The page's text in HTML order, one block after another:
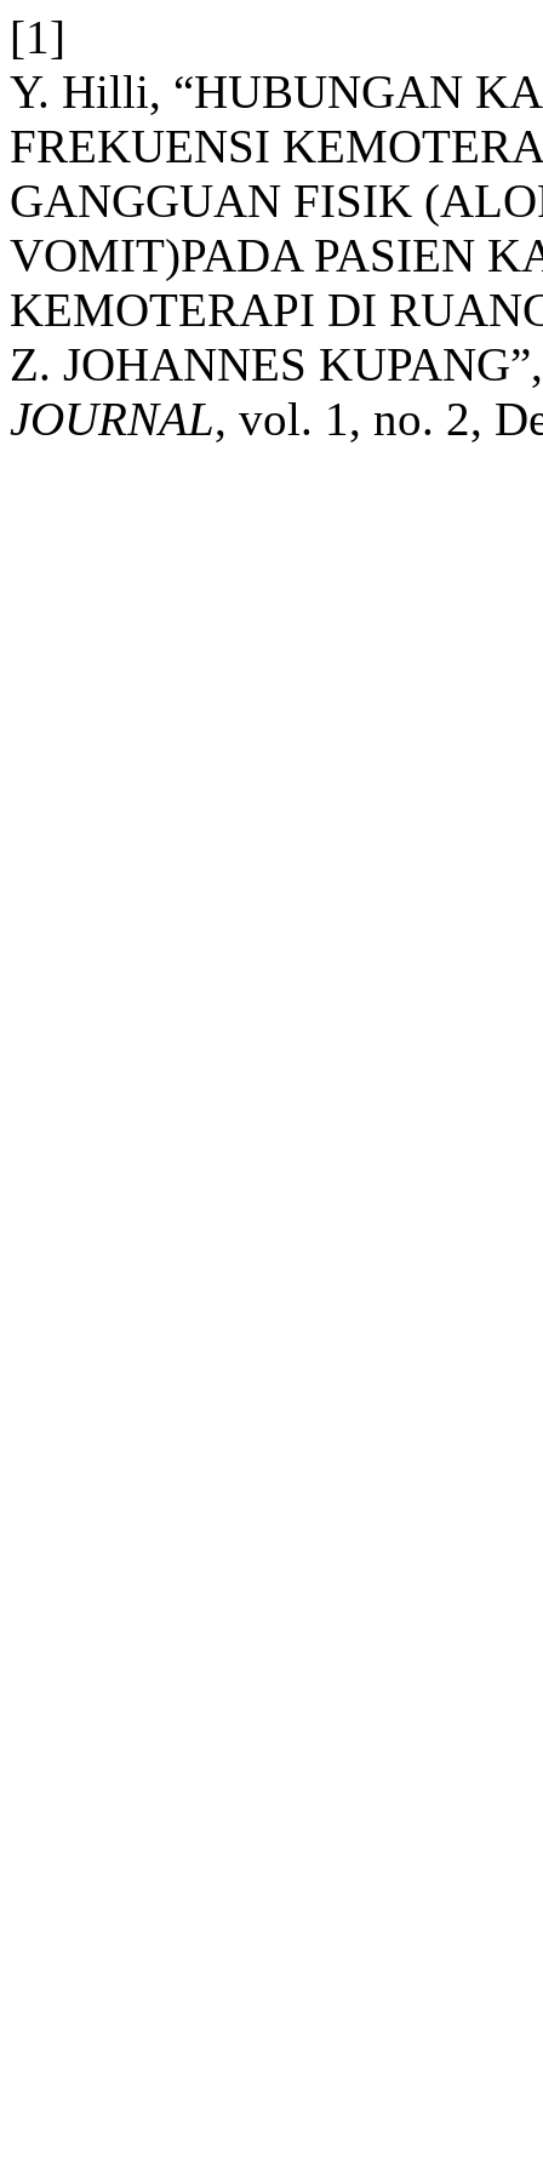
[1]
Y. Hilli, “HUBUNGAN
FREKUENSI
GANGGUAN FISIK
VOMIT)PADA PASIEN
KEMOTERAPI DI
Z. JOHANNES
JOURNAL, vol. 1, no. 2,